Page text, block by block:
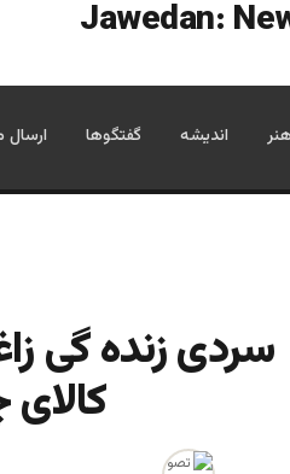
اندیشه گفتگوها
سردی زنده گی